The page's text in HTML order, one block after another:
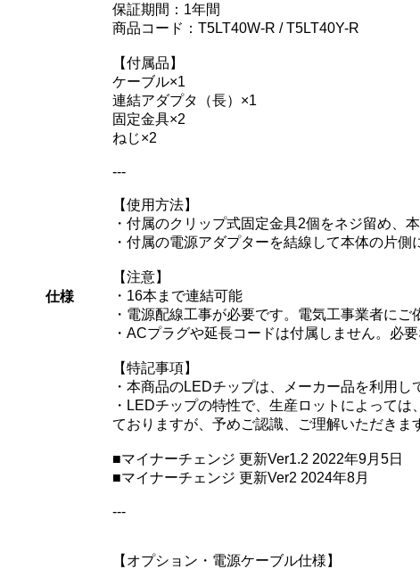
仕様
保証期間：1年間
商品コード：T5LT40W-R / T5LT40Y-R
【付属品】
ケーブル×1
連結アダプタ（長）×1
固定金具×2
ねじ×2
---
【使用方法】
・付属のクリップ式固定金具2個をネジ留め、
・付属の電源アダプターを結線して本体の片
【注意】
・16本まで連結可能
・電源配線工事が必要です。電気工事業者にご
・ACプラグや延長コードは付属しません。必
【特記事項】
・本商品のLEDチップは、メーカー品を利用
・LEDチップの特性で、生産ロットによって
ておりますが、予めご認識、ご理解いただきま
■マイナーチェンジ 更新Ver1.2 2022年9月5日
■マイナーチェンジ 更新Ver2 2024年8月
---
【オプション・電源ケーブル仕様】